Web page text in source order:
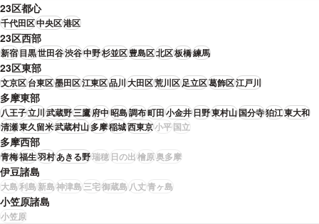
23区都心
千代田区中央区港区
23区西部
新宿目黒世田谷渋谷中野杉並区豊島区北区板橋練馬
23区東部
文京区台東区墨田区江東区品川大田区荒川区足立区葛飾区江戸川
多摩東部
八王子立川武蔵野三鷹府中昭島調布町田小金井日野東村山国分寺狛江東大和
清瀬東久留米武蔵村山多摩稲城西東京小平国立
多摩西部
青梅福生羽村あきる野瑞穂 日の出檜原奥多摩
伊豆諸島
大島利島新島神津島三宅御蔵島 八丈青ヶ島
小笠原諸島
小笠原